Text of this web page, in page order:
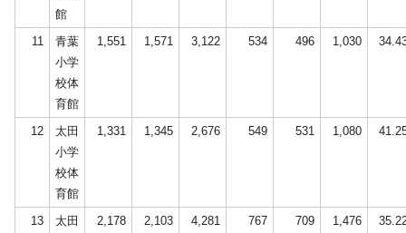
館
11
青葉
小学
校体
育館
1,551 1,571 3,122 534 496 1,030
12
太田
小学
校体
育館
1,331 1,345 2,676 549 531 1,080
13
太田
2,178 2,103 4,281 767 709 1,476